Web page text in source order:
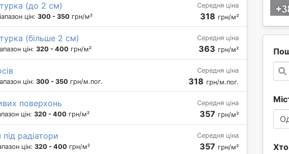
(до 2 см)
цін: 300 - 350 грн/м²
Середня ціна
318 грн/м²
(більше 2 см)
цін: 320 - 400 грн/м²
Середня ціна
363 грн/м²
цін: 300 - 350 грн/м.пог.
Середня ціна
318 грн/м.пог.
поверхонь
цін: 320 - 400 грн/м²
Середня ціна
357 грн/м²
радіатори
цін: 320 - 400 грн/м²
Середня ціна
357 грн/м²